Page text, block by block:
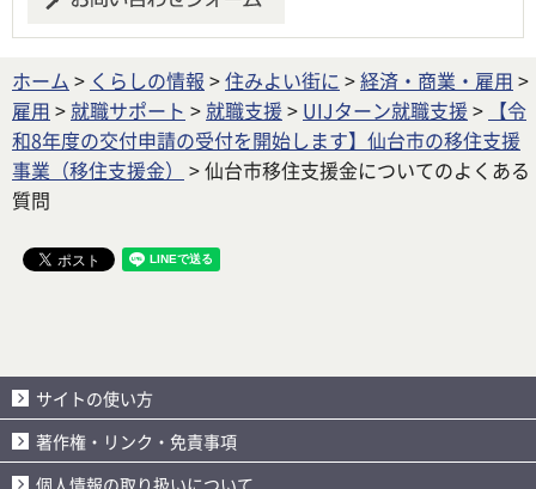
ホーム > くらしの情報 >住みよい街に >経済・商業・雇用 >
雇用 >就職サポート >就職支援> UIJターン就職支援> 【令
和8年度の交付申請の受付を開始します】仙台市の移住支援
事業（移住支援金）
> 仙台市移住支援金についてのよくある
質問
サイトの使い方
著作権・リンク・免責事項